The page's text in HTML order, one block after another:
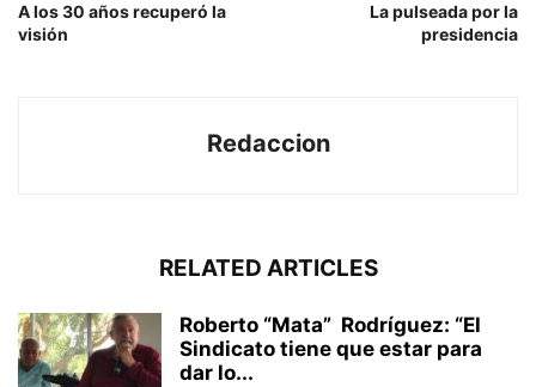
A los 30 años recuperó la
visión
La pulseada por la
presidencia
Redaccion
RELATED ARTICLES
Roberto “Mata” Rodríguez: “El
Sindicato tiene que estar para
dar lo...